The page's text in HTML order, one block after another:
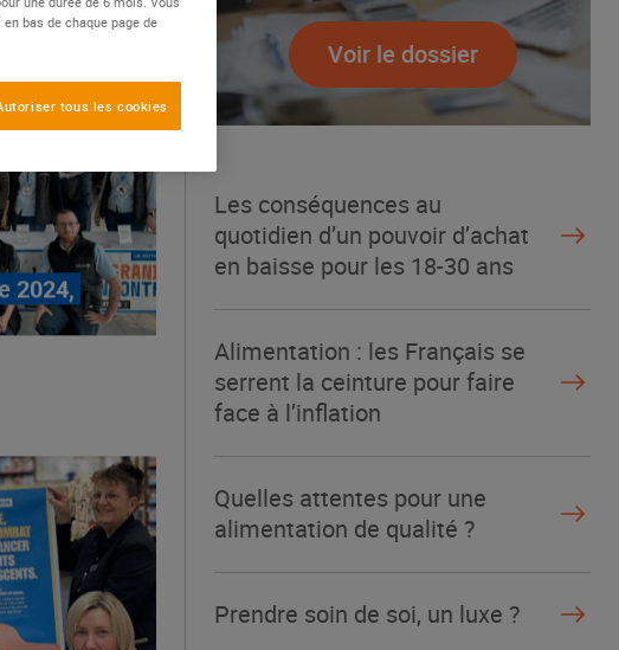
Voir le dossier
Les conséquences au
quotidien d’un pouvoir d’achat
en baisse pour les 18-30 ans
Alimentation : les Français se
serrent la ceinture pour faire
face à l’inflation
Quelles attentes pour une
alimentation de qualité ?
Prendre soin de soi, un luxe ?
bas de chaque page de
tous les cookies